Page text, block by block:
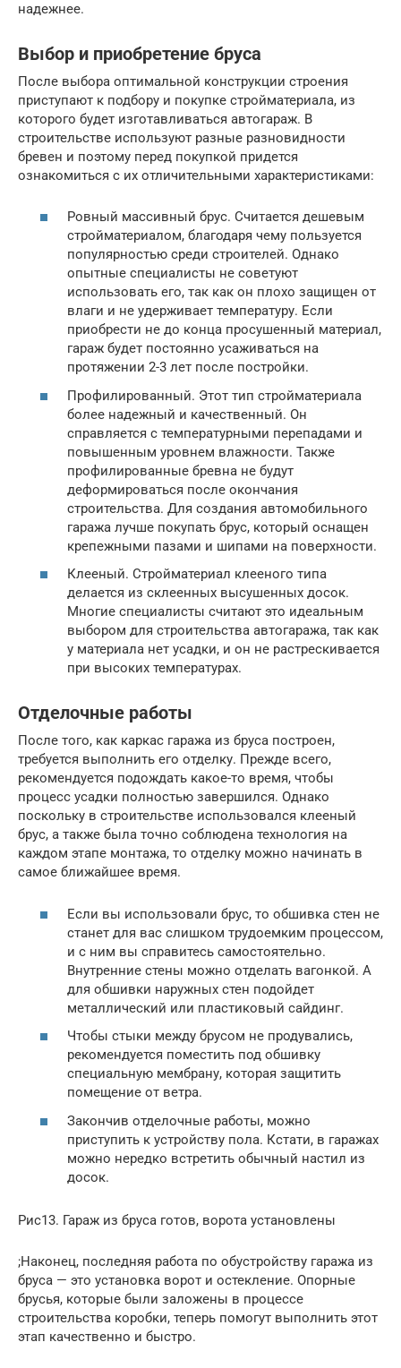
надежнее.
Выбор и приобретение бруса
После выбора оптимальной конструкции строения
приступают к подбору и покупке стройматериала, из
которого будет изготавливаться автогараж. В
строительстве используют разные разновидности
бревен и поэтому перед покупкой придется
ознакомиться с их отличительными характеристиками:
Ровный массивный брус. Считается дешевым
стройматериалом, благодаря чему пользуется
популярностью среди строителей. Однако
опытные специалисты не советуют
использовать его, так как он плохо защищен от
влаги и не удерживает температуру. Если
приобрести не до конца просушенный материал,
гараж будет постоянно усаживаться на
протяжении 2-3 лет после постройки.
Профилированный. Этот тип стройматериала
более надежный и качественный. Он
справляется с температурными перепадами и
повышенным уровнем влажности. Также
профилированные бревна не будут
деформироваться после окончания
строительства. Для создания автомобильного
гаража лучше покупать брус, который оснащен
крепежными пазами и шипами на поверхности.
Клееный. Стройматериал клееного типа
делается из склеенных высушенных досок.
Многие специалисты считают это идеальным
выбором для строительства автогаража, так как
у материала нет усадки, и он не растрескивается
при высоких температурах.
Отделочные работы
После того, как каркас гаража из бруса построен,
требуется выполнить его отделку. Прежде всего,
рекомендуется подождать какое-то время, чтобы
процесс усадки полностью завершился. Однако
поскольку в строительстве использовался клееный
брус, а также была точно соблюдена технология на
каждом этапе монтажа, то отделку можно начинать в
самое ближайшее время.
Если вы использовали брус, то обшивка стен не
станет для вас слишком трудоемким процессом,
и с ним вы справитесь самостоятельно.
Внутренние стены можно отделать вагонкой. А
для обшивки наружных стен подойдет
металлический или пластиковый сайдинг.
Чтобы стыки между брусом не продувались,
рекомендуется поместить под обшивку
специальную мембрану, которая защитить
помещение от ветра.
Закончив отделочные работы, можно
приступить к устройству пола. Кстати, в гаражах
можно нередко встретить обычный настил из
досок.
Рис13. Гараж из бруса готов, ворота установлены
;Наконец, последняя работа по обустройству гаража из
бруса — это установка ворот и остекление. Опорные
брусья, которые были заложены в процессе
строительства коробки, теперь помогут выполнить этот
этап качественно и быстро.